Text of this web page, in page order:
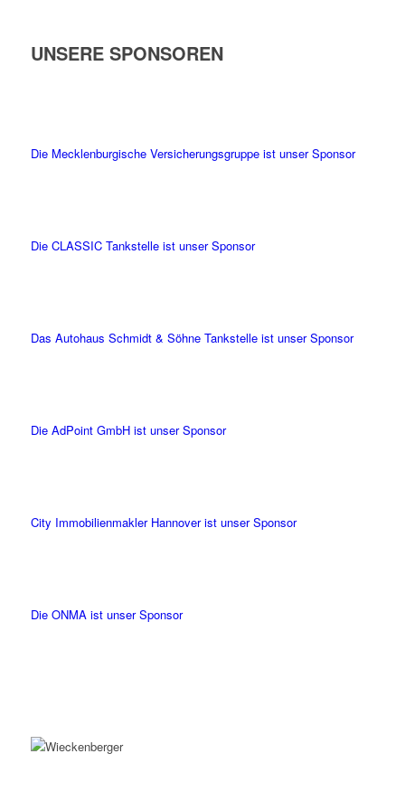
UNSERE SPONSOREN
Die Mecklenburgische Versicherungsgruppe ist unser Sponsor
Die CLASSIC Tankstelle ist unser Sponsor
Das Autohaus Schmidt & Söhne Tankstelle ist unser Sponsor
Die AdPoint GmbH ist unser Sponsor
City Immobilienmakler Hannover ist unser Sponsor
Die ONMA ist unser Sponsor